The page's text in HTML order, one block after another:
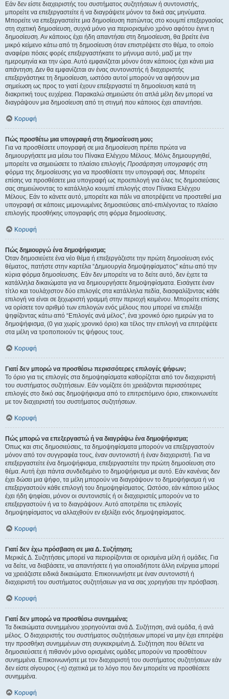
Εάν δεν είστε διαχειριστής του συστήματος συζητήσεων ή συντονιστής,
μπορείτε να επεξεργαστείτε ή να διαγράψετε μόνον τα δικά σας μηνύματα.
Μπορείτε να επεξεργαστείτε μια δημοσίευση πατώντας στο κουμπί επεξεργασίας
στη σχετική δημοσίευση, συχνά μόνο για περιορισμένο χρόνο αφότου έγινε η
δημοσίευση. Αν κάποιος έχει ήδη απαντήσει στη δημοσίευση, θα βρείτε ένα
μικρό κείμενο κάτω από τη δημοσίευση όταν επιστρέψετε στο θέμα, το οποίο
αναφέρει πόσες φορές επεξεργαστήκατε το μήνυμα αυτό, μαζί με την
ημερομηνία και την ώρα. Αυτό εμφανίζεται μόνον όταν κάποιος έχει κάνει μια
απάντηση. Δεν θα εμφανίζεται αν ένας συντονιστής ή διαχειριστής
επεξεργάστηκε τη δημοσίευση, ωστόσο αυτοί μπορούν να αφήσουν μια
σημείωση ως προς το γιατί έχουν επεξεργαστεί τη δημοσίευση κατά τη
διακριτική τους ευχέρεια. Παρακαλώ σημειώστε ότι απλά μέλη δεν μπορεί να
διαγράψουν μια δημοσίευση από τη στιγμή που κάποιος έχει απαντήσει.
Κορυφή
Πώς προσθέτω μια υπογραφή στη δημοσίευση μου;
Για να προσθέσετε υπογραφή σε μια δημοσίευση πρέπει πρώτα να
δημιουργήσετε μια μέσω του Πίνακα Ελέγχου Μέλους. Μόλις δημιουργηθεί,
μπορείτε να σημειώσετε το πλαίσιο επιλογής Προσάρτηση υπογραφής στη
φόρμα της δημοσίευσης για να προσθέσετε την υπογραφή σας. Μπορείτε
επίσης να προσθέσετε μια υπογραφή ως προεπιλογή για όλες τις δημοσιεύσεις
σας σημειώνοντας το κατάλληλο κουμπί επιλογής στον Πίνακα Ελέγχου
Μέλους. Εάν το κάνετε αυτό, μπορείτε και πάλι να αποτρέψετε να προστεθεί μια
υπογραφή σε κάποιες μεμονωμένες δημοσιεύσεις από-επιλέγοντας το πλαίσιο
επιλογής προσθήκης υπογραφής στη φόρμα δημοσίευσης.
Κορυφή
Πώς δημιουργώ ένα δημοψήφισμα;
Όταν δημοσιεύετε ένα νέο θέμα ή επεξεργάζεστε την πρώτη δημοσίευση ενός
θέματος, πατήστε στην καρτέλα “Δημιουργία δημοψηφίσματος” κάτω από την
κύρια φόρμα δημοσίευσης. Εάν δεν μπορείτε να το δείτε αυτό, δεν έχετε τα
κατάλληλα δικαιώματα για να δημιουργήσετε δημοψηφίσματα. Εισάγετε έναν
τίτλο και τουλάχιστον δύο επιλογές στα κατάλληλα πεδία, διασφαλίζοντας κάθε
επιλογή να είναι σε ξεχωριστή γραμμή στην περιοχή κειμένου. Μπορείτε επίσης
να ορίσετε τον αριθμό των επιλογών ενός μέλους που μπορεί να επιλέξει
ψηφίζοντας κάτω από “Επιλογές ανά μέλος”, ένα χρονικό όριο ημερών για το
δημοψήφισμα, (0 για χωρίς χρονικό όριο) και τέλος την επιλογή να επιτρέψετε
στα μέλη να τροποποιούν τις ψήφους τους.
Κορυφή
Γιατί δεν μπορώ να προσθέσω περισσότερες επιλογές ψήφων;
Το όριο για τις επιλογές στα δημοψηφίσματα καθορίζεται από τον διαχειριστή
του συστήματος συζητήσεων. Εάν νομίζετε ότι χρειάζονται περισσότερες
επιλογές στο δικό σας δημοψήφισμα από το επιτρεπόμενο όριο, επικοινωνείτε
με τον διαχειριστή του συστήματος συζητήσεων.
Κορυφή
Πώς μπορώ να επεξεργαστώ ή να διαγράψω ένα δημοψήφισμα;
Όπως και στις δημοσιεύσεις, τα δημοψηφίσματα μπορούν να επεξεργαστούν
μόνον από τον συγγραφέα τους, έναν συντονιστή ή έναν διαχειριστή. Για να
επεξεργαστείτε ένα δημοψήφισμα, επεξεργαστείτε την πρώτη δημοσίευση στο
θέμα. Αυτή έχει πάντα συνδεδεμένο το δημοψήφισμα με αυτό. Εάν κανένας δεν
έχει δώσει μια ψήφο, τα μέλη μπορούν να διαγράψουν το δημοψήφισμα ή να
επεξεργαστούν κάθε επιλογή του δημοψηφίσματος. Ωστόσο, εάν κάποιο μέλος
έχει ήδη ψηφίσει, μόνον οι συντονιστές ή οι διαχειριστές μπορούν να το
επεξεργαστούν ή να το διαγράψουν. Αυτό αποτρέπει τις επιλογές
δημοψηφίσματος να αλλαχθούν εν εξελίξει ενός δημοψηφίσματος.
Κορυφή
Γιατί δεν έχω πρόσβαση σε μια Δ. Συζήτηση;
Μερικές Δ. Συζητήσεις μπορεί να περιορίζονται σε ορισμένα μέλη ή ομάδες. Για
να δείτε, να διαβάσετε, να απαντήσετε ή για οποιαδήποτε άλλη ενέργεια μπορεί
να χρειάζεστε ειδικά δικαιώματα. Επικοινωνήστε με έναν συντονιστή ή
διαχειριστή του συστήματος συζητήσεων για να σας χορηγήσει την πρόσβαση.
Κορυφή
Γιατί δεν μπορώ να προσθέσω συνημμένα;
Τα δικαιώματα συνημμένου χορηγούνται ανά Δ. Συζήτηση, ανά ομάδα, ή ανά
μέλος. Ο διαχειριστής του συστήματος συζητήσεων μπορεί να μην έχει επιτρέψει
την προσθήκη συνημμένων στη συγκεκριμένη Δ. Συζήτηση που θέλετε να
δημοσιεύσετε ή πιθανόν μόνο ορισμένες ομάδες μπορούν να προσθέτουν
συνημμένα. Επικοινωνήστε με τον διαχειριστή του συστήματος συζητήσεων εάν
δεν είστε σίγουρος (-η) σχετικά με το λόγο που δεν μπορείτε να προσθέσετε
συνημμένα.
Κορυφή